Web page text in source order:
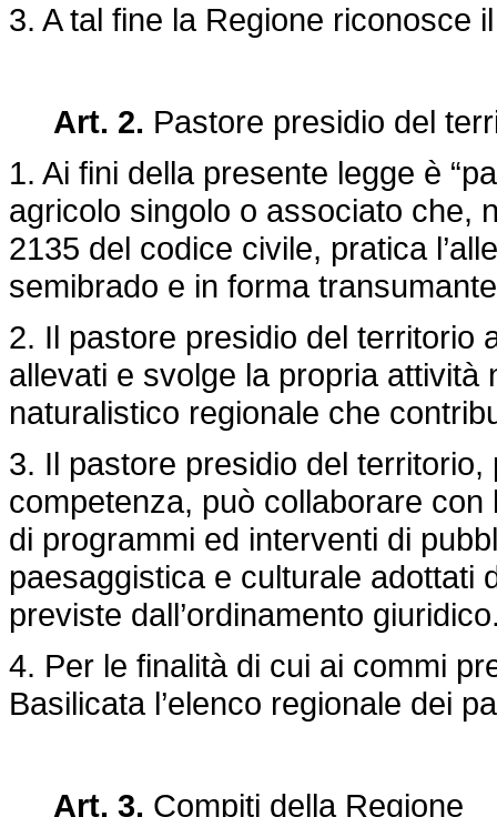
3. A tal fine la Regione riconosce
Art. 2. Pastore presidio del
1. Ai fini della presente legge è
agricolo singolo o associato che,
2135 del codice civile, pratica
semibrado e in forma
2. Il pastore presidio del territorio
allevati e svolge la propria attività
naturalistico regionale che
3. Il pastore presidio del
competenza, può collaborare con
di programmi ed interventi di
paesaggistica e culturale adottati
previste dall’ordinamento
4. Per le finalità di cui ai commi
Basilicata l’elenco regionale dei
Art. 3. Compiti della Regione